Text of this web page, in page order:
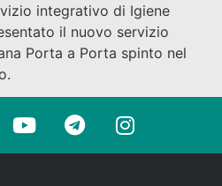
integrativo di Igiene
il nuovo servizio
Porta a Porta spinto nel